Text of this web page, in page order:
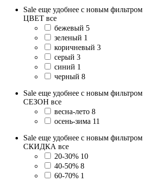
Sale еще удобнее с новым фильтром
ЦВЕТ все
бежевый 5
зеленый 1
коричневый 3
серый 3
синий 1
черный 8
Sale еще удобнее с новым фильтром
СЕЗОН все
весна-лето 8
осень-зима 11
Sale еще удобнее с новым фильтром
СКИДКА все
20-30% 10
40-50% 8
60-70% 1